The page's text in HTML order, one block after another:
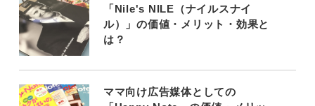
「Nile's NILE（ナイルスナイ
ル）」の価値・メリット・効果と
は？
ママ向け広告媒体としての